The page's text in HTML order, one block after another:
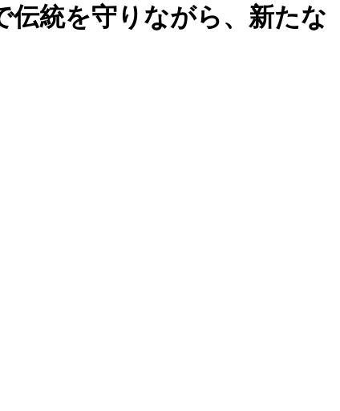
伝統を守りながら、新たな